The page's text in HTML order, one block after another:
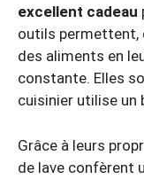
excellent cadeau
outils permettent,
des aliments en
constante. Elles
cuisinier utilise un
Grâce à leurs
de lave confèrent